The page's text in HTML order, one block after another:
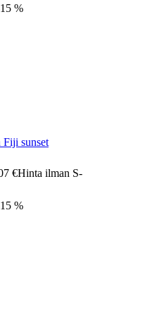
%
Fiji sunset
€Hinta ilman S-
%